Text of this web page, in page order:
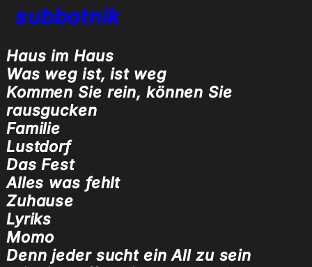
subbotnik
Haus im Haus
Was weg ist, ist weg
Kommen Sie rein, können Sie
rausgucken
Familie
Lustdorf
Das Fest
Alles was fehlt
Zuhause
Lyriks
Momo
Denn jeder sucht ein All zu sein